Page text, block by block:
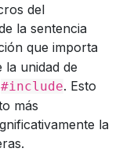
del
la sentencia
que importa
la unidad de
#include. Esto
más
la